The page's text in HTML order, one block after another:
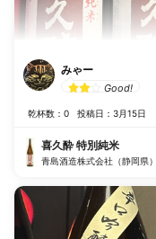
みゃー
Good!
乾杯数：0 投稿日：3月15日
喜久酔 特別純米
青島酒造株式会社（静岡県）